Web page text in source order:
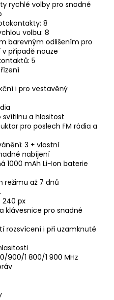
rychlé volby pro snadné
8
volbu: 8
barevným odlišením pro
v případě nouze
5
i pro vestavěný
a hlasitost
pro poslech FM rádia a
3 + vlastní
nabíjení
1000 mAh Li-Ion baterie
režimu až 7 dnů
240 px
klávesnice pro snadné
rozsvícení i při uzamknuté
900/1 800/1 900 MHz